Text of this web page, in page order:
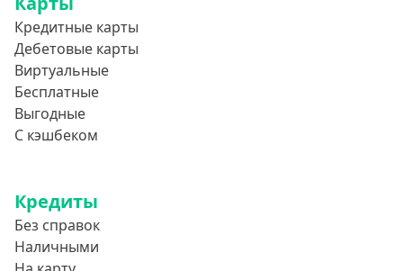
Кредитные карты
Дебетовые карты
Виртуальные
Бесплатные
Выгодные
С кэшбеком
Кредиты
Без справок
Наличными